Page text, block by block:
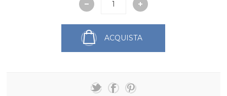
ACQUISTA